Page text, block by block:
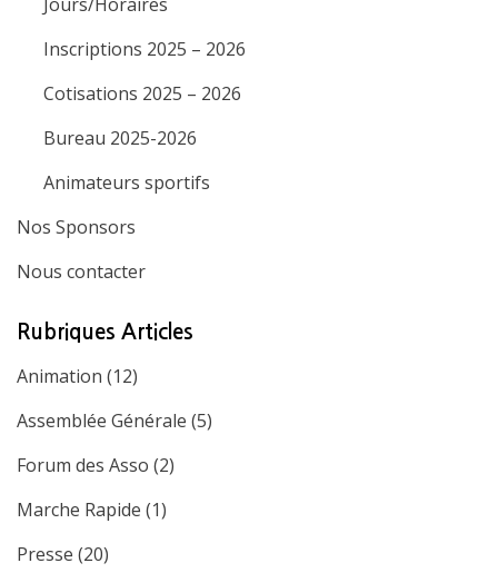
Inscriptions 2025 – 2026
Cotisations 2025 – 2026
Bureau 2025-2026
Animateurs sportifs
Nos Sponsors
Nous contacter
Rubriques Articles
Animation (12)
Assemblée Générale (5)
Forum des Asso (2)
Marche Rapide (1)
Presse (20)